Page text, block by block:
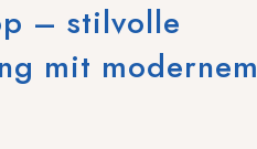
– stilvolle
mit modernem